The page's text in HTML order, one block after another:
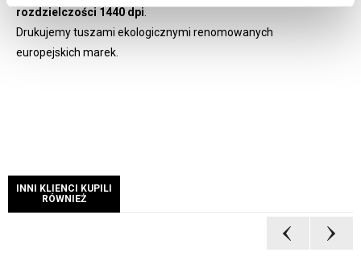
rozdzielczości 1440 dpi.
Drukujemy tuszami ekologicznymi renomowanych
europejskich marek.
INNI KLIENCI KUPILI
RÓWNIEŻ